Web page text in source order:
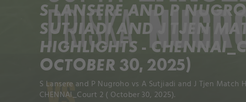
S LANSERE AND P
SUTJIADI AND J TJEN
HIGHLIGHTS -
OCTOBER 30, 2025)
S Lansere and P Nugroho vs A Sutjiadi and J Tjen Match
CHENNAI_Court 2 ( October 30, 2025).